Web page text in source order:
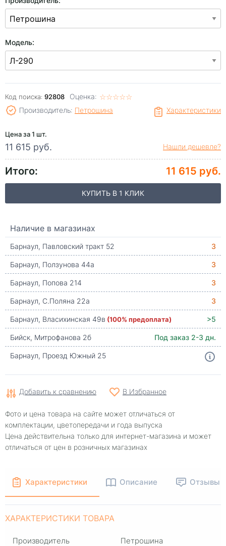
Модель:
Код поиска: 92808 Оценка: ☆☆☆☆☆
★★★★★
Характеристики
Производитель: Петрошина
Цена за 1 шт.
11 615 руб. Нашли дешевле?
Итого: 11 615 руб.
КУПИТЬ В 1 КЛИК
Наличие в магазинах
Барнаул, Павловский тракт 52
3
Барнаул, Ползунова 44а
3
Барнаул, Попова 214
3
Барнаул, С.Поляна 22а
3
Барнаул, Власихинская 49в (100% предоплата)
>5
Бийск, Митрофанова 2б
Под заказ 2-3 дн.
Барнаул, Проезд Южный 25
Добавить к сравнению В Избранное
Фото и цена товара на сайте может отличаться от
комплектации, цветопередачи и года выпуска
Цена действительна только для интернет-магазина и может
отличаться от цен в розничных магазинах
Характеристики Описание Отзывы
ХАРАКТЕРИСТИКИ ТОВАРА
Производитель
Петрошина